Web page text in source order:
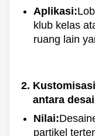
Aplikasi:
klub kelas
ruang lain
antara
Nilai:
partikel